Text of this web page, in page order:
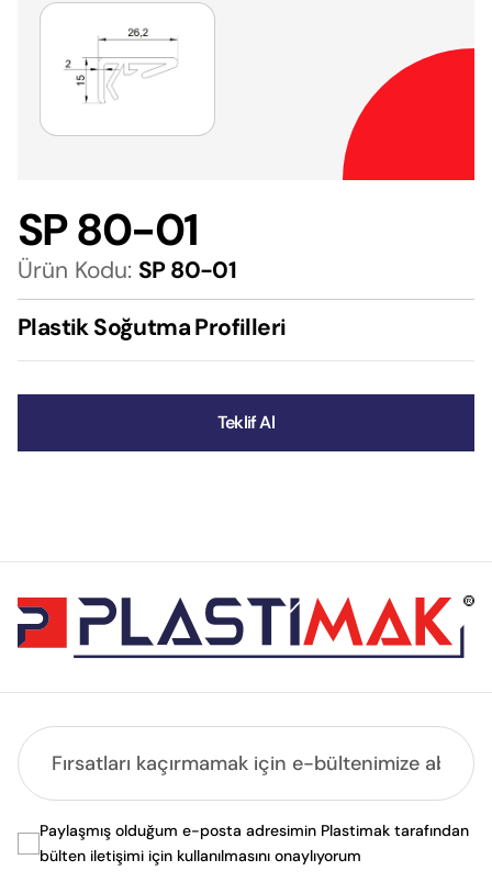
SP 80-01
Ürün Kodu: SP 80-01
Plastik Soğutma Profilleri
Teklif Al
Paylaşmış olduğum e-posta adresimin Plastimak tarafından
bülten iletişimi için kullanılmasını onaylıyorum